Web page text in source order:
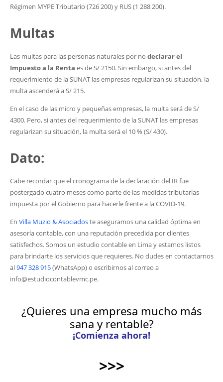
Régimen MYPE Tributario (726 200) y RUS (1 288 200).
Multas
Las multas para las personas naturales por no declarar el
Impuesto a la Renta es de S/ 2150. Sin embargo, si antes del
requerimiento de la SUNAT las empresas regularizan su situación, la
multa ascenderá a S/ 215.
En el caso de las micro y pequeñas empresas, la multa será de S/
4300. Pero, si antes del requerimiento de la SUNAT las empresas
regularizan su situación, la multa será el 10 % (S/ 430).
Dato:
Cabe recordar que el cronograma de la declaración del IR fue
postergado cuatro meses como parte de las medidas tributarias
impuesta por el Gobierno para hacerle frente a la COVID-19.
En Villa Muzio & Asociadoste aseguramos una calidad óptima en
asesoría contable, con una reputación precedida por clientes
satisfechos. Somos un estudio contable en Lima y estamos listos
para brindarte los servicios que requieres. No dudes en contactarnos
al947 328 915(WhatsApp) o escribirnos al correo a
info@estudiocontablevmc.pe.
¿Quieres una empresa mucho más
sana y rentable?
¡Comienza ahora!
>>>